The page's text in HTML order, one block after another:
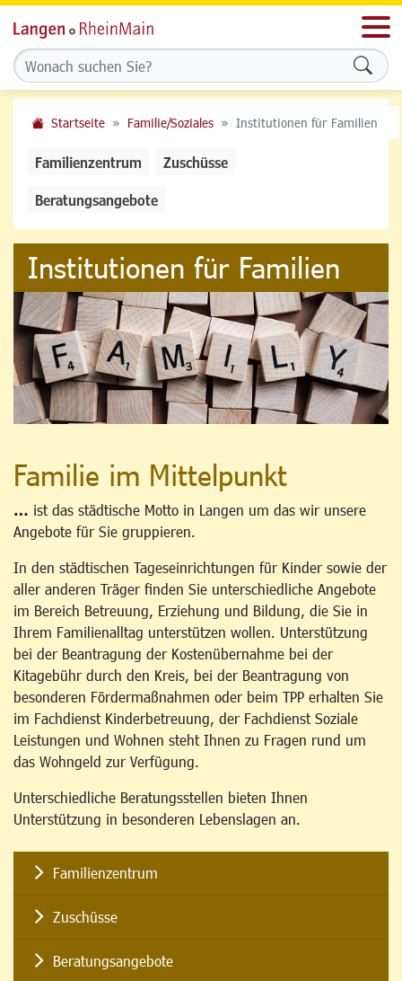
Startseite Familie/Soziales Institutionen für Familien
Familienzentrum Zuschüsse
Beratungsangebote
Institutionen für Familien
Familie im Mittelpunkt
… ist das städtische Motto in Langen um das wir unsere
Angebote für Sie gruppieren.
In den städtischen Tageseinrichtungen für Kinder sowie der
aller anderen Träger finden Sie unterschiedliche Angebote
im Bereich Betreuung, Erziehung und Bildung, die Sie in
Ihrem Familienalltag unterstützen wollen. Unterstützung
bei der Beantragung der Kostenübernahme bei der
Kitagebühr durch den Kreis, bei der Beantragung von
besonderen Fördermaßnahmen oder beim TPP erhalten Sie
im Fachdienst Kinderbetreuung, der Fachdienst Soziale
Leistungen und Wohnen steht Ihnen zu Fragen rund um
das Wohngeld zur Verfügung.
Unterschiedliche Beratungsstellen bieten Ihnen
Unterstützung in besonderen Lebenslagen an.
Familienzentrum
Zuschüsse
Beratungsangebote